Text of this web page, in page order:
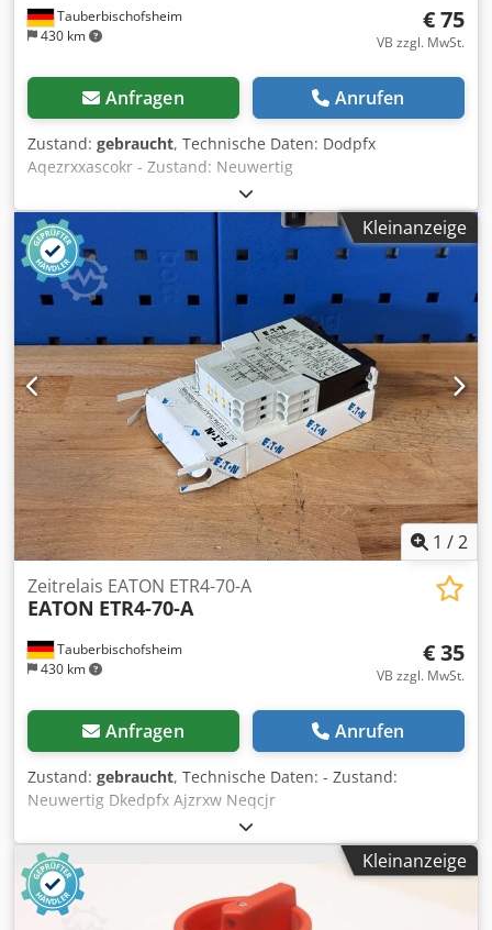
Tauberbischofsheim
430 km
€ 75
VB zzgl. MwSt.
Anfragen Anrufen
Zustand: gebraucht, Technische Daten: Dodpfx
Aqezrxxascokr - Zustand: Neuwertig
Kleinanzeige
1 /2
Tauberbischofsheim
430 km
Zeitrelais EATON ETR4-70-A
EATON ETR4-70-A
€ 35
VB zzgl. MwSt.
Anfragen Anrufen
Zustand: gebraucht, Technische Daten: - Zustand:
Neuwertig Dkedpfx Ajzrxw Neqcjr
Kleinanzeige